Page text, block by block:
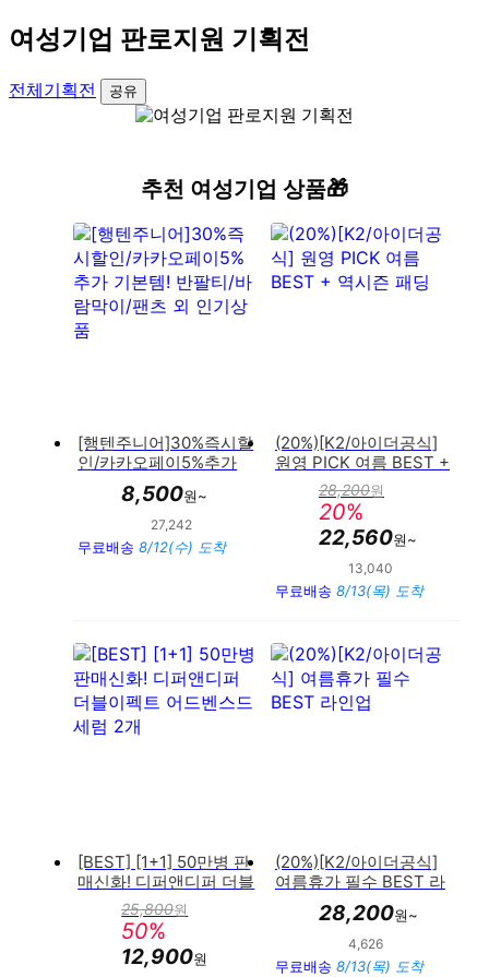
여성기업 판로지원 기획전
전체기획전 공유
추천 여성기업 상품🎁
[행텐주니어]30%즉시할
인/카카오페이5%추가
기본템! 반팔티/바람막
이/팬츠 외 인기상품
8,500원~
27,242
무료배송 8/12(수) 도착
(20%)[K2/아이더공식]
원영 PICK 여름 BEST +
역시즌 패딩
28,200원
20%
22,560원~
13,040
무료배송 8/13(목) 도착
[BEST] [1+1] 50만병 판
매신화! 디퍼앤디퍼 더블
이펙트 어드벤스드 세럼
25,800원
50%
12,900원
(20%)[K2/아이더공식]
여름휴가 필수 BEST 라
28,200원~
4,626
무료배송 8/13(목) 도착